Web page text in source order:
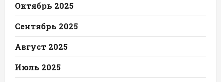
Октябрь 2025
Сентябрь 2025
Август 2025
Июль 2025